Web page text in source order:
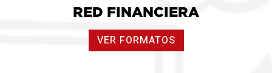
RED FINANCIERA
VER FORMATOS